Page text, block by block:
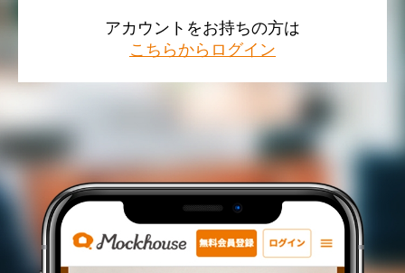
アカウントをお持ちの方は
こちらからログイン